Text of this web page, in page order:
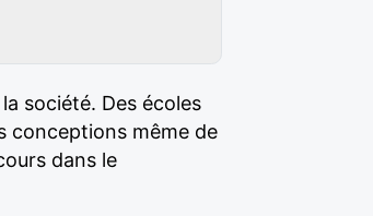
société. Des écoles
conceptions même de
dans le